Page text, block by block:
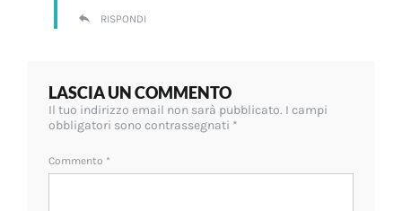
RISPONDI
LASCIA UN COMMENTO
Il tuo indirizzo email non sarà pubblicato. I campi
obbligatori sono contrassegnati *
Commento *